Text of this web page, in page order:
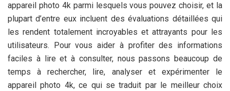
appareil photo 4k parmi lesquels vous pouvez choisir, et la
plupart d’entre eux incluent des évaluations détaillées qui
les rendent totalement incroyables et attrayants pour les
utilisateurs. Pour vous aider à profiter des informations
faciles à lire et à consulter, nous passons beaucoup de
temps à rechercher, lire, analyser et expérimenter le
appareil photo 4k, ce qui se traduit par le meilleur choix